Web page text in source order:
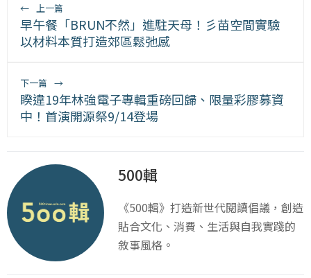
← 上一篇
早午餐「BRUN不然」進駐天母！彡苗空間實驗
以材料本質打造郊區鬆弛感
下一篇 →
睽違19年林強電子專輯重磅回歸、限量彩膠募資
中！首演開源祭9/14登場
500輯
《500輯》打造新世代閱讀倡議，創造
貼合文化、消費、生活與自我實踐的
敘事風格。